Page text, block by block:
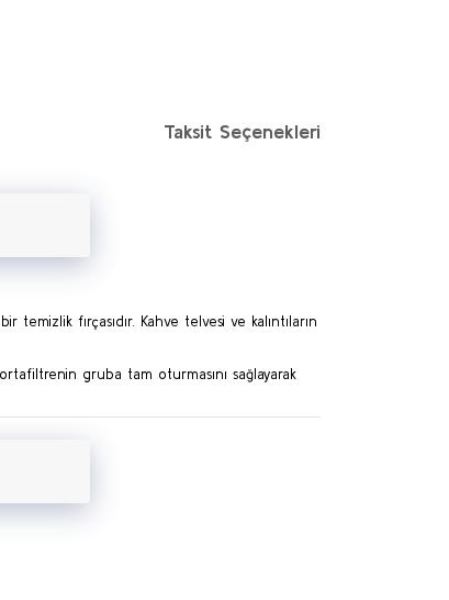
Taksit Seçenekleri
fırçasıdır. Kahve telvesi ve kalıntıların
gruba tam oturmasını sağlayarak